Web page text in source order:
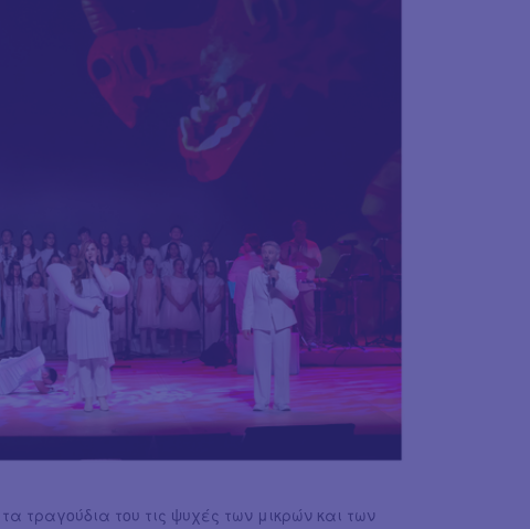
του τις ψυχές των μικρών και των